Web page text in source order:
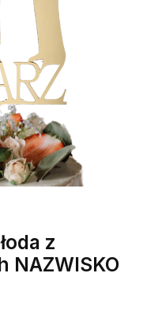
z
NAZWISKO